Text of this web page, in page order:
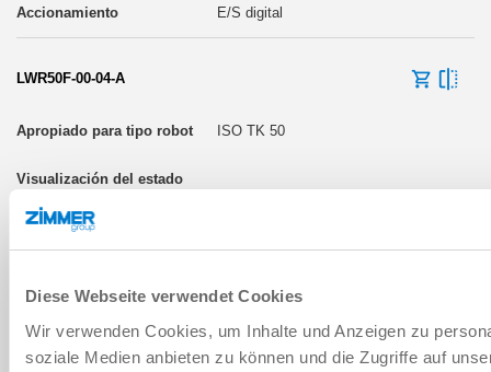
Diese Webseite verwendet Cookies
Wir verwenden Cookies, um Inhalte und Anzeigen zu
soziale Medien anbieten zu können und die Zugriffe auf
E/S digital
LWR50F-00-04-A
ISO TK 50
LWR50F-00-05-A